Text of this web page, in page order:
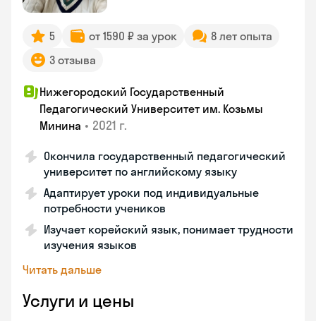
5 от 1590 ₽ за урок
8 лет опыта
3 отзыва
Нижегородский Государственный
Педагогический Университет им. Козьмы
Минина • 2021 г.
Окончила государственный педагогический
университет по английскому языку
Адаптирует уроки под индивидуальные
потребности учеников
Изучает корейский язык, понимает трудности
изучения языков
Читать дальше
Услуги и цены